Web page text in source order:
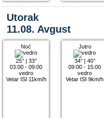
Utorak
11.08. Avgust
Noć
25°| 33°
03:00 - 09:00
vedro
Vetar ISI 11km/h
Jutro
34°| 40°
09:00 - 15:00
vedro
Vetar ISI 9km/h